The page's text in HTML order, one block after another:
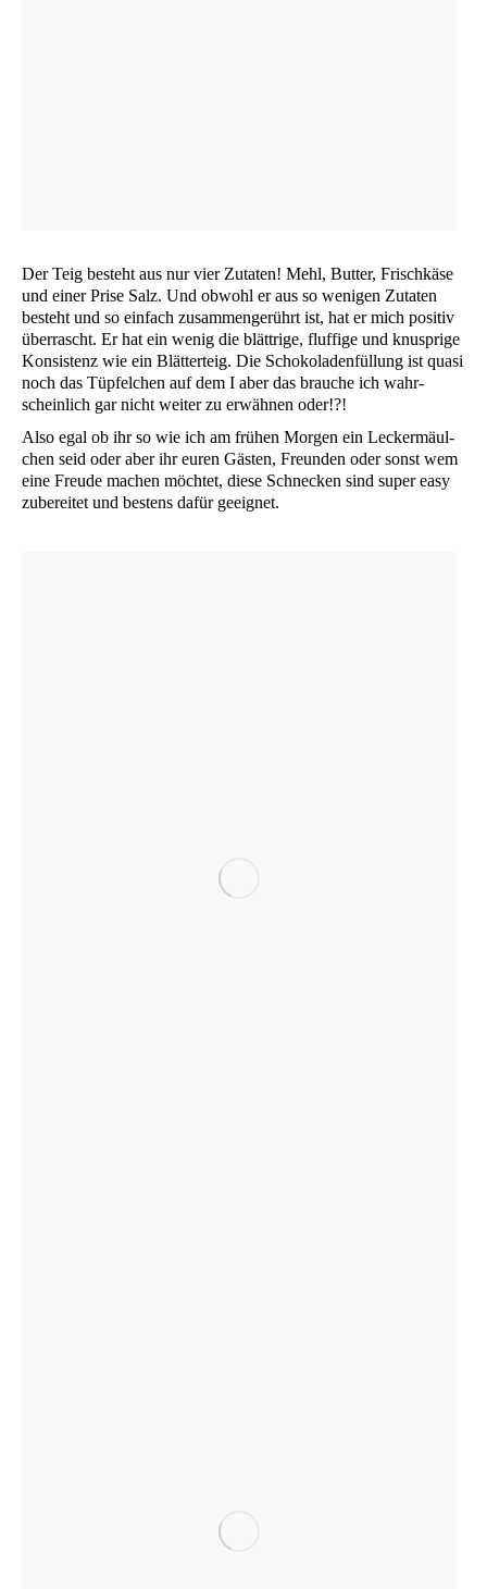
Der Teig besteht aus nur vier Zuta­ten! Mehl, But­ter, Frisch­kä­se
und einer Pri­se Salz. Und obwohl er aus so weni­gen Zuta­ten
besteht und so ein­fach zusam­men­ge­rührt ist, hat er mich posi­tiv
über­rascht. Er hat ein wenig die blätt­ri­ge, fluf­fi­ge und knusp­ri­ge
Kon­sis­tenz wie ein Blät­ter­teig. Die Scho­ko­la­den­fül­lung ist qua­si
noch das Tüp­fel­chen auf dem I aber das brau­che ich wahr­
schein­lich gar nicht wei­ter zu erwäh­nen oder!?!
Also egal ob ihr so wie ich am frü­hen Mor­gen ein Lecker­mäul­
chen seid oder aber ihr euren Gäs­ten, Freun­den oder sonst wem
eine Freu­de machen möch­tet, die­se Schne­cken sind super easy
zube­rei­tet und bes­tens dafür geeignet.